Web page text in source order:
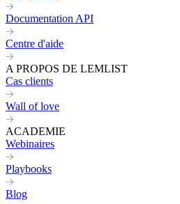
Documentation API
Centre d'aide
A PROPOS DE LEMLIST
Cas clients
Wall of love
ACADEMIE
Webinaires
Playbooks
Blog